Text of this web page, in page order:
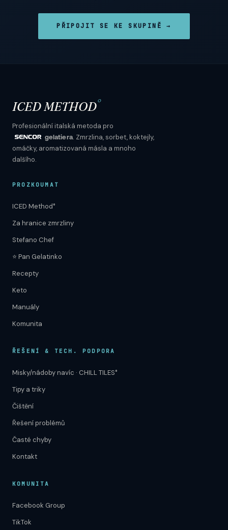
PŘIPOJIT SE KE SKUPINĚ →
ICED METHOD°
Profesionální italská metoda pro
gelatiera. Zmrzlina, sorbet, koktejly,
omáčky, aromatizovaná másla a mnoho
dalšího.
PROZKOUMAT
ICED Method°
Za hranice zmrzliny
Stefano Chef
⭐ Pan Gelatinko
Recepty
Keto
Manuály
Komunita
ŘEŠENÍ & TECH. PODPORA
Misky/nádoby navíc · CHILL TILES°
Tipy a triky
Čištění
Řešení problémů
Časté chyby
Kontakt
KOMUNITA
Facebook Group
TikTok